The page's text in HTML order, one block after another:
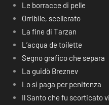
Le borracce di pelle
Orribile, scellerato
La fine di Tarzan
L’acqua de toilette
Segno grafico che separa
La guidò Breznev
Lo si paga per penitenza
Il Santo che fu scorticato